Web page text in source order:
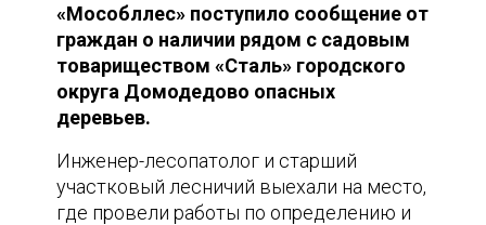
«Мособллес» поступило сообщение от
граждан о наличии рядом с садовым
товариществом «Сталь» городского
округа Домодедово опасных
деревьев.
Инженер-лесопатолог и старший
участковый лесничий выехали на место,
где провели работы по определению и